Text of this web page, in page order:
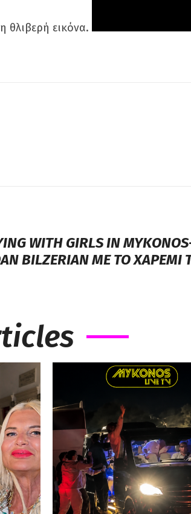
θλιβερή εικόνα.
WITH GIRLS IN
BILZERIAN ΜΕ ΤΟ ΧΑΡΕΜΙ